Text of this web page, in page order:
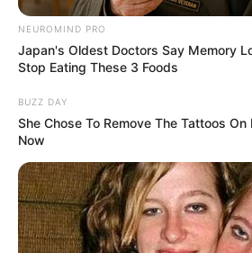
Ο πόλεμος ενάντια στην
πραγματικότητα: Ήπια
αφηγήσεων – μια δυτική
κατοχή αφηγήσεων – μια δυτική
καταλήξει να «κατέχει την αφήγηση»
NEUROMIND PRO
Japan's Oldest Doctors Say Memory
Stop Eating These 3 Foods
BUZZ DAY
She Chose To Remove The Tattoos
Now